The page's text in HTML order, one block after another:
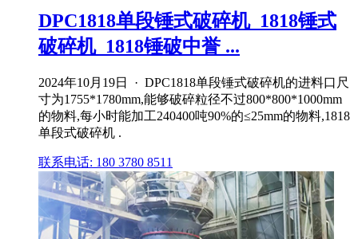
DPC1818单段锤式破碎机_1818锤式
破碎机_1818锤破中誉 ...
2024年10月19日 · DPC1818单段锤式破碎机的进料口尺
寸为1755*1780mm,能够破碎粒径不过800*800*1000mm
的物料,每小时能加工240400吨90%的≤25mm的物料,1818
单段式破碎机 .
联系电话: 180 3780 8511